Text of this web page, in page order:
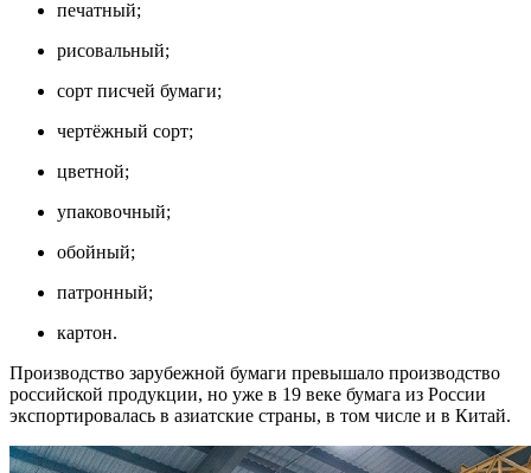
печатный;
рисовальный;
сорт писчей бумаги;
чертёжный сорт;
цветной;
упаковочный;
обойный;
патронный;
картон.
Производство зарубежной бумаги превышало производство
российской продукции, но уже в 19 веке бумага из России
экспортировалась в азиатские страны, в том числе и в Китай.